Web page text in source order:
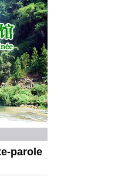
parole